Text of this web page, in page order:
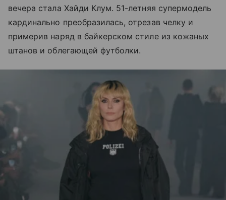
вечера стала Хайди Клум. 51-летняя супермодель
кардинально преобразилась, отрезав челку и
примерив наряд в байкерском стиле из кожаных
штанов и облегающей футболки.